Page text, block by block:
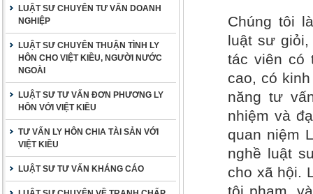
LUẬT SƯ CHUYÊN TƯ VẤN DOANH
NGHIỆP
LUẬT SƯ CHUYÊN THUẬN TÌNH LY
HÔN CHO VIỆT KIỀU, NGƯỜI NƯỚC
NGOÀI
LUẬT SƯ TƯ VẤN ĐƠN PHƯƠNG LY
HÔN VỚI VIỆT KIỀU
TƯ VẤN LY HÔN CHIA TÀI SẢN VỚI
VIỆT KIỀU
LUẬT SƯ TƯ VẤN KHÁNG CÁO
Chúng tôi
luật sư giỏi,
tác viên có
cao, có
năng tư
nhiệm và
quan niệm
nghề luật
cho xã hội.